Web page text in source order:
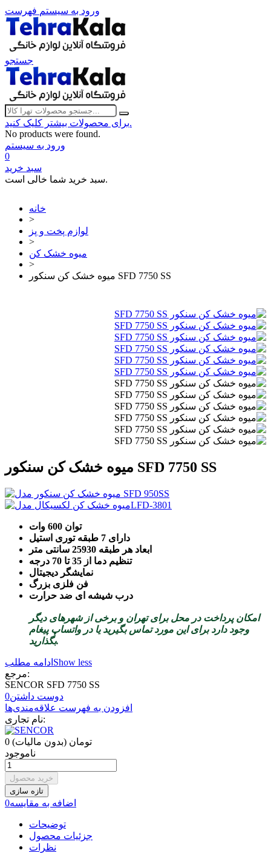
ورود به سیستم فهرست
جستجو
برای محصولات بیشتر کلیک کنید.
No products were found.
ورود به سیستم
0
سبد خرید
سبد خرید شما خالی است.
خانه
>
لوازم پخت و پز
>
میوه خشک کن
>
میوه خشک کن سنکور SFD 7750 SS
میوه خشک کن سنکور SFD 7750 SS
توان 600 وات
تنظیم دما از 35 تا 70 درجه
امکان پرداخت در محل برای تهران و برخی از شهرهای دیگر
وجود دارد برای این مورد تماس بگیرید یا در واتساپ پیغام
بگذارید.
ادامه مطلب Show less
مرجع:
SENCOR SFD 7750 SS
دوست داشتن0
افزودن به فهرست علاقه‌مندی‌ها
نام تجاری:
0 تومان (بدون مالیات)
ناموجود
خرید محصول
اضافه به مقایسه0
توضیحات
جزئیات محصول
نظرات